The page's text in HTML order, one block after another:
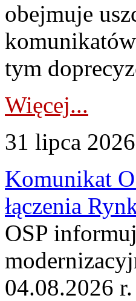
obejmuje
tym
Więcej...
31 lipca
Komunikat
łączenia
OSP
04.08.2026